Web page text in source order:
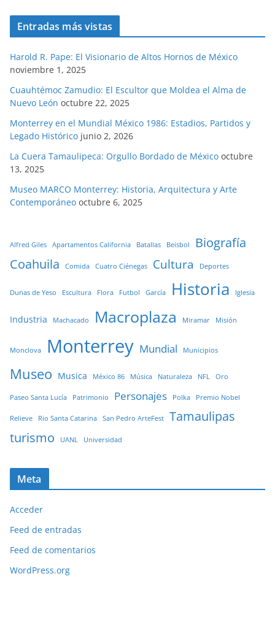
Entradas más vistas
Harold R. Pape: El Visionario de Altos Hornos de México
noviembre 1, 2025
Cuauhtémoc Zamudio: El Escultor que Moldea el Alma de
Nuevo León octubre 22, 2025
Monterrey en el Mundial México 1986: Estadios, Partidos y
Legado Histórico junio 2, 2026
La Cuera Tamaulipeca: Orgullo Bordado de México octubre
13, 2025
Museo MARCO Monterrey: Historia, Arquitectura y Arte
Contemporáneo octubre 6, 2025
Alfred Giles Apartamentos California Batallas Beisbol
Biografía
Coahuila
Comida Cuatro Ciénegas Cultura Deportes
Dunas de Yeso Escultura Flora Futbol García Historia Iglesia
Industria Machacado Macroplaza Miramar Misión
Monclova Monterrey Mundial Municipios
Museo Musica México 86 Música Naturaleza NFL Oro
Paseo Santa Lucía Patrimonio Personajes Polka Premio Nobel
Relieve Rio Santa Catarina San Pedro ArteFest
Tamaulipas
turismo
UANL Universidad
Meta
Acceder
Feed de entradas
Feed de comentarios
WordPress.org